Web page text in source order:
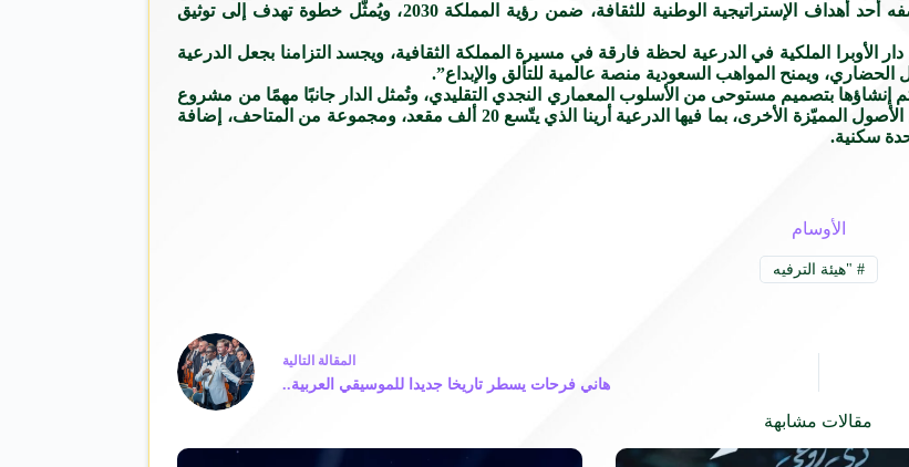
للكوادر المحليّة، وتعكس حرص الهيئة على تعزيز التبادل الثقافي الدولي بوصفه أحد أهداف الإستراتيجية الوطنية للثقافة، ضمن رؤية المملكة 2030، ويُمثّل خطوة تهدف إلى توثيق
الأوبرا الملكية في الدرعية لحظة فارقة في مسيرة المملكة الثقافية، ويجسد التزامنا بجعل الدرعية
ويمنح المواهب السعودية منصة عالمية للتألق والإبداع”.
إنشاؤها بتصميم مستوحى من الأسلوب المعماري النجدي التقليدي، وتُمثل الدار جانبًا مهمًا من مشروع
الدرعية الضخم الذي تبلغ مساحته أكثر من 14 كيلو مترًا مربعًا، ويضمّ عددًا من الأصول المميّزة الأخرى، بما فيها الدرعية أرينا الذي يتّسع 20 ألف مقعد، ومجموعة من المتاحف، إضافة
الأوسام
# "هيئة الترفيه
المقالة التالية
هاني فرحات يسطر تاريخا جديدا للموسيقي العربية..
مقالات مشابهة